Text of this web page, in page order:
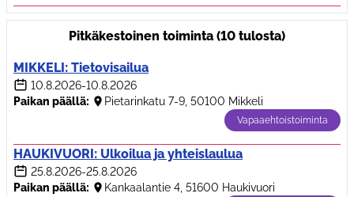
Pitkäkestoinen toiminta (10 tulosta)
MIKKELI: Tietovisailua
10.8.2026-10.8.2026
Paikan päällä:
Pietarinkatu 7-9, 50100 Mikkeli
Vapaaehtoistoiminta
HAUKIVUORI: Ulkoilua ja yhteislaulua
25.8.2026-25.8.2026
Paikan päällä:
Kankaalantie 4, 51600 Haukivuori